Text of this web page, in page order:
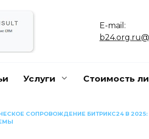
E-mail:
Услуги Стоимость
СОПРОВОЖДЕНИЕ БИТРИКС24 В